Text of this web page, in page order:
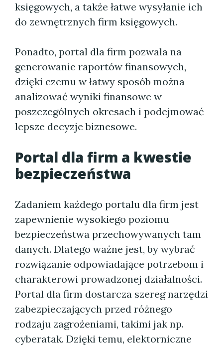
księgowych, a także łatwe wysyłanie ich
do zewnętrznych firm księgowych.
Ponadto, portal dla firm pozwala na
generowanie raportów finansowych,
dzięki czemu w łatwy sposób można
analizować wyniki finansowe w
poszczególnych okresach i podejmować
lepsze decyzje biznesowe.
Portal dla firm a kwestie
bezpieczeństwa
Zadaniem każdego portalu dla firm jest
zapewnienie wysokiego poziomu
bezpieczeństwa przechowywanych tam
danych. Dlatego ważne jest, by wybrać
rozwiązanie odpowiadające potrzebom i
charakterowi prowadzonej działalności.
Portal dla firm dostarcza szereg narzędzi
zabezpieczających przed różnego
rodzaju zagrożeniami, takimi jak np.
cyberatak. Dzięki temu, elektorniczne